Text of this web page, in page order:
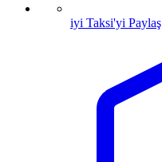
iyi Taksi'yi Paylaş